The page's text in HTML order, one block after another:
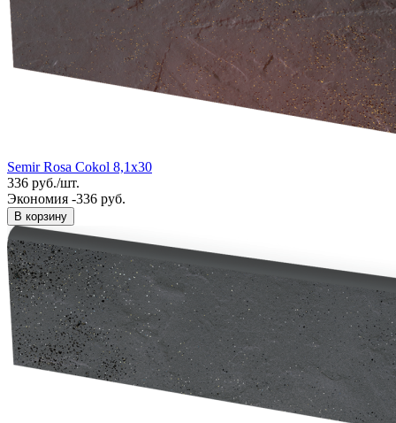
Semir Rosa Cokol 8,1x30
336 руб./шт.
Экономия -336 руб.
В корзину